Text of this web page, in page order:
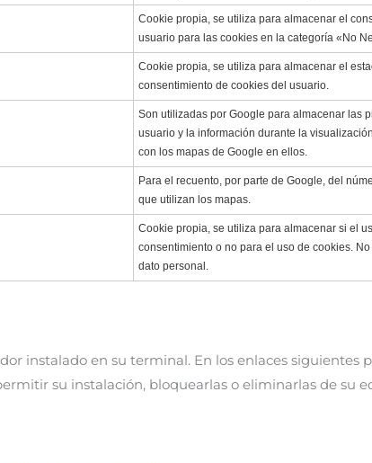
Cookie propia, se utiliza para almacenar el
usuario para las cookies en la categoría «No
Cookie propia, se utiliza para almacenar el
consentimiento de cookies del usuario.
Son utilizadas por Google para almacenar las
usuario y la información durante la
con los mapas de Google en ellos.
Para el recuento, por parte de Google, del
que utilizan los mapas.
Cookie propia, se utiliza para almacenar si el
consentimiento o no para el uso de cookies.
dato personal.
instalado en su terminal. En los enlaces siguientes
su instalación, bloquearlas o eliminarlas de su